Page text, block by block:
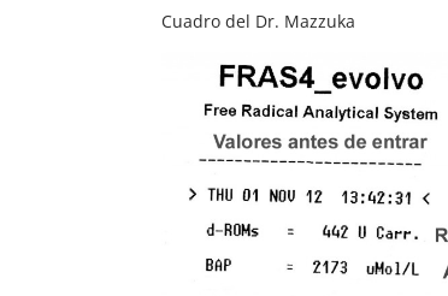
Cuadro del Dr. Mazzuka